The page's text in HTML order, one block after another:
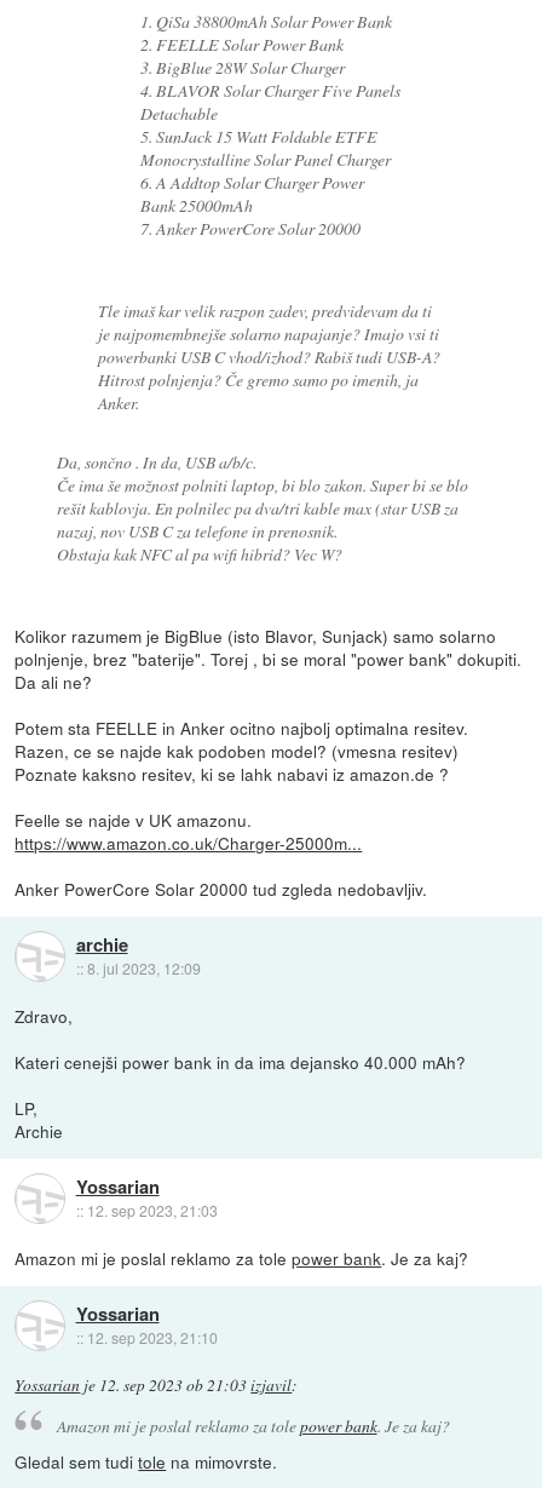
1. QiSa 38800mAh Solar Power Bank
2. FEELLE Solar Power Bank
3. BigBlue 28W Solar Charger
4. BLAVOR Solar Charger Five Panels
Detachable
5. SunJack 15 Watt Foldable ETFE
Monocrystalline Solar Panel Charger
6. A Addtop Solar Charger Power
Bank 25000mAh
7. Anker PowerCore Solar 20000
Tle imaš kar velik razpon zadev, predvidevam da ti
je najpomembnejše solarno napajanje? Imajo vsi ti
powerbanki USB C vhod/izhod? Rabiš tudi USB-A?
Hitrost polnjenja? Če gremo samo po imenih, ja
Anker.
Da, sončno . In da, USB a/b/c.
Če ima še možnost polniti laptop, bi blo zakon. Super bi se blo
rešit kablovja. En polnilec pa dva/tri kable max (star USB za
nazaj, nov USB C za telefone in prenosnik.
Obstaja kak NFC al pa wifi hibrid? Vec W?
Kolikor razumem je BigBlue (isto Blavor, Sunjack) samo solarno
polnjenje, brez "baterije". Torej , bi se moral "power bank" dokupiti.
Da ali ne?
Potem sta FEELLE in Anker ocitno najbolj optimalna resitev.
Razen, ce se najde kak podoben model? (vmesna resitev)
Poznate kaksno resitev, ki se lahk nabavi iz amazon.de ?
Feelle se najde v UK amazonu.
https://www.amazon.co.uk/Charger-25000m...
Anker PowerCore Solar 20000 tud zgleda nedobavljiv.
archie
::8. jul 2023, 12:09
Zdravo,
Kateri cenejši power bank in da ima dejansko 40.000 mAh?
LP,
Archie
Yossarian
:: 12. sep 2023, 21:03
Amazon mi je poslal reklamo za tolepower bank. Je za kaj?
Yossarian
:: 12. sep 2023, 21:10
Yossarian je 12. sep 2023 ob 21:03izjavil:
Amazon mi je poslal reklamo za tolepower bank. Je za kaj?
Gledal sem tuditole na mimovrste.